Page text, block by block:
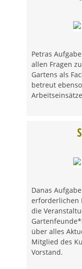
Petras
allen Fragen
Gartens als
betreut
Danas
erforderlichen
die
über alles
Mitglied des
Vorstand.